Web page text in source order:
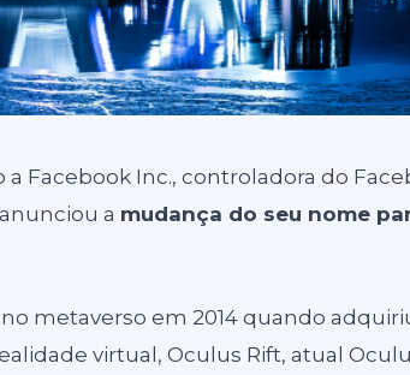
Facebook Inc., controladora do
a mudança do seu nome
metaverso em 2014 quando
virtual, Oculus Rift, atual